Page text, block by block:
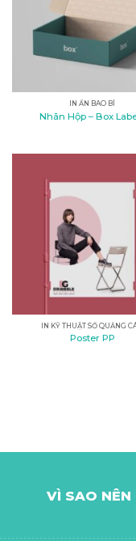
IN ẤN BAO BÌ
Nhãn Hộp – Box
IN KỸ THUẬT SỐ QUẢNG
Poster PP
VÌ SAO NÊN